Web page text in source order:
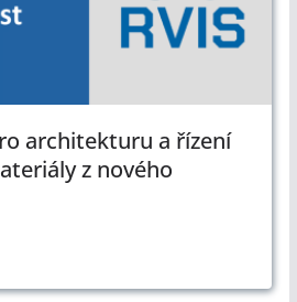
architekturu a řízení
z nového